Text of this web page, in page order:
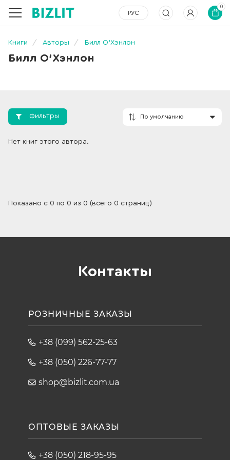
РУС
0
Книги Авторы Билл О'Хэнлон
Билл О'Хэнлон
Фильтры
Нет книг этого автора.
Показано с 0 по 0 из 0 (всего 0 страниц)
Контакты
РОЗНИЧНЫЕ ЗАКАЗЫ
+38 (099) 562-25-63
+38 (050) 226-77-77
shop@bizlit.com.ua
ОПТОВЫЕ ЗАКАЗЫ
+38 (050) 218-95-95